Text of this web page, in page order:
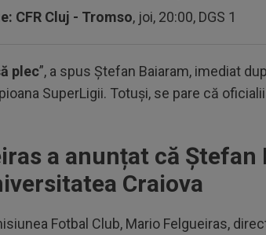
CFR Cluj - Tromso, joi, 20:00, DGS 1
plec”, a spus Ștefan Baiaram, imediat
SuperLigii. Totuși, se pare că
a anunțat că Ștefan
Craiova
Fotbal Club, Mario Felgueiras,